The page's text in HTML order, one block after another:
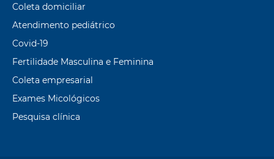
Coleta domiciliar
Atendimento pediátrico
Covid-19
Fertilidade Masculina e Feminina
Coleta empresarial
Exames Micológicos
Pesquisa clínica